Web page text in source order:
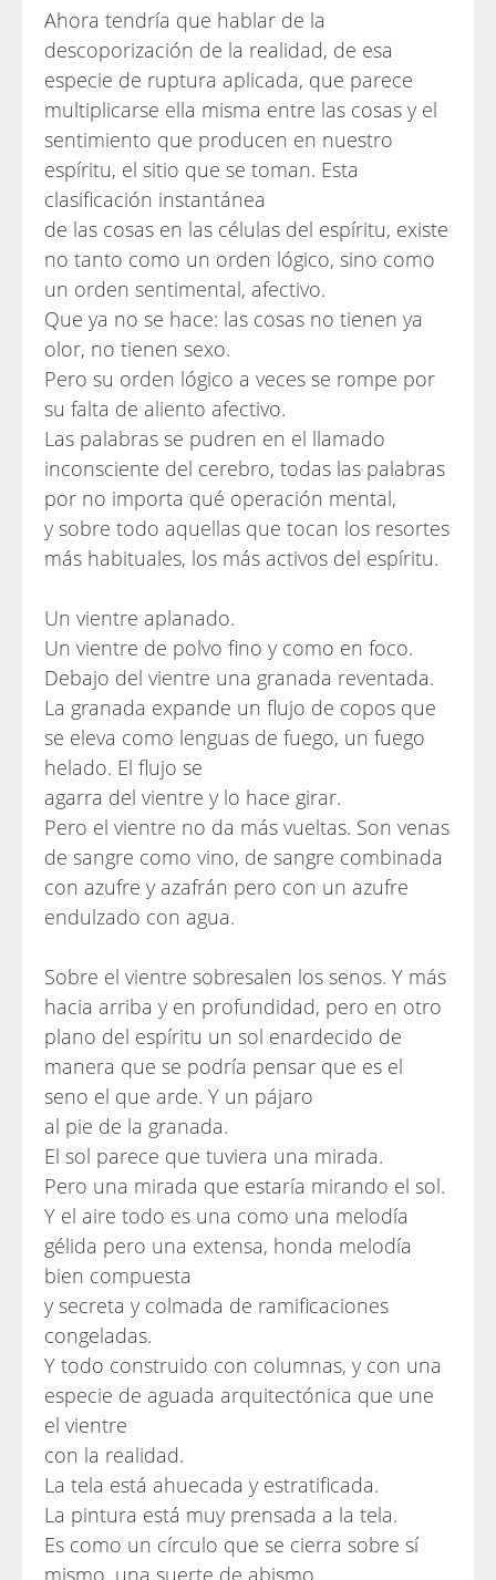
Ahora tendría que hablar de la
descoporización de la realidad, de esa
especie de ruptura aplicada, que parece
multiplicarse ella misma entre las cosas y el
sentimiento que producen en nuestro
espíritu, el sitio que se toman. Esta
clasificación instantánea
de las cosas en las células del espíritu, existe
no tanto como un orden lógico, sino como
un orden sentimental, afectivo.
Que ya no se hace: las cosas no tienen ya
olor, no tienen sexo.
Pero su orden lógico a veces se rompe por
su falta de aliento afectivo.
Las palabras se pudren en el llamado
inconsciente del cerebro, todas las palabras
por no importa qué operación mental,
y sobre todo aquellas que tocan los resortes
más habituales, los más activos del espíritu.
Un vientre aplanado.
Un vientre de polvo fino y como en foco.
Debajo del vientre una granada reventada.
La granada expande un flujo de copos que
se eleva como lenguas de fuego, un fuego
helado. El flujo se
agarra del vientre y lo hace girar.
Pero el vientre no da más vueltas. Son venas
de sangre como vino, de sangre combinada
con azufre y azafrán pero con un azufre
endulzado con agua.
Sobre el vientre sobresalen los senos. Y más
hacia arriba y en profundidad, pero en otro
plano del espíritu un sol enardecido de
manera que se podría pensar que es el
seno el que arde. Y un pájaro
al pie de la granada.
El sol parece que tuviera una mirada.
Pero una mirada que estaría mirando el sol.
Y el aire todo es una como una melodía
gélida pero una extensa, honda melodía
bien compuesta
y secreta y colmada de ramificaciones
congeladas.
Y todo construido con columnas, y con una
especie de aguada arquitectónica que une
el vientre
con la realidad.
La tela está ahuecada y estratificada.
La pintura está muy prensada a la tela.
Es como un círculo que se cierra sobre sí
mismo, una suerte de abismo